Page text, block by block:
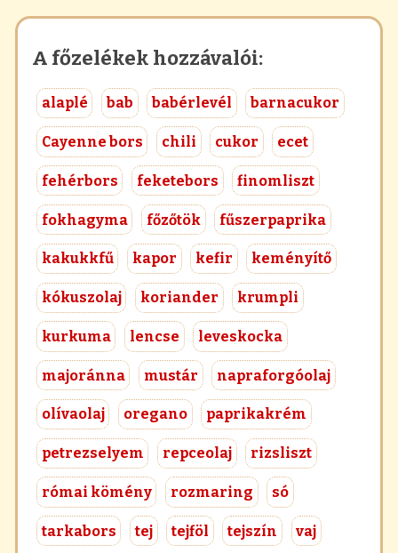
A főzelékek hozzávalói:
alaplé bab babérlevél barnacukor
Cayenne bors chili cukor ecet
fehérbors feketebors finomliszt
fokhagyma főzőtök fűszerpaprika
kakukkfű kapor kefir keményítő
kókuszolaj koriander krumpli
kurkuma lencse leveskocka
majoránna mustár napraforgóolaj
olívaolaj oregano paprikakrém
petrezselyem repceolaj rizsliszt
római kömény rozmaring só
tarkabors tej tejföl tejszín vaj